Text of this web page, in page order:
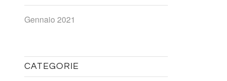
Gennaio 2021
CATEGORIE